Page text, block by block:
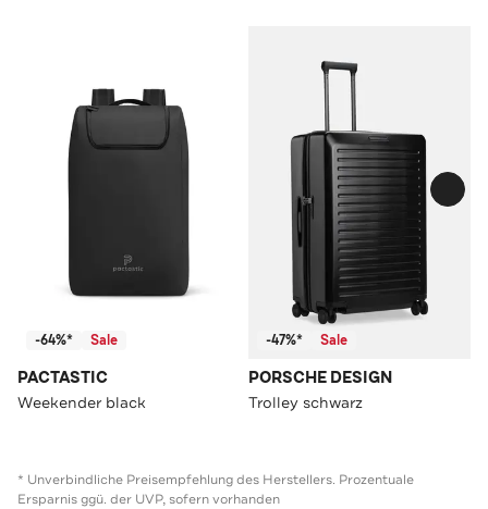
-64%* Sale
PACTASTIC
Weekender black
-47%* Sale
PORSCHE DESIGN
Trolley schwarz
* Unverbindliche Preisempfehlung des Herstellers. Prozentuale
Ersparnis ggü. der UVP, sofern vorhanden